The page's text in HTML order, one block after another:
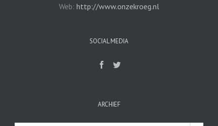
Web: http://www.onzekroeg.nl
SOCIAL MEDIA
ARCHIEF